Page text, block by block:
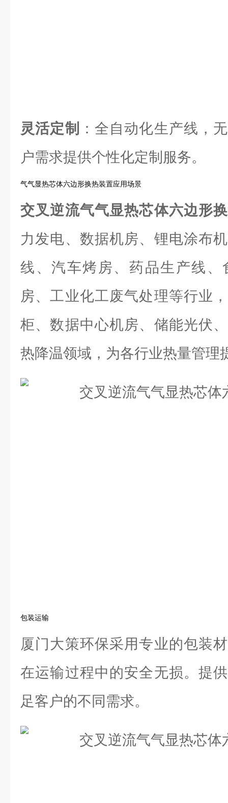
灵活定制
：全自动化生产线，
户需求提供个性化定制服务。
气气显热芯体六边形换热装置应用场景
交叉逆流气气显热芯体六边形
力发电、数据机房、锂电涂布
线、汽车烤房、药品生产线、
房、工业化工废气处理等行业
柜、数据中心机房、储能光伏
热降温领域，为各行业热量管理
包装运输
厦门大策环保采用专业的包装
在运输过程中的安全无损。提
足客户的不同需求。